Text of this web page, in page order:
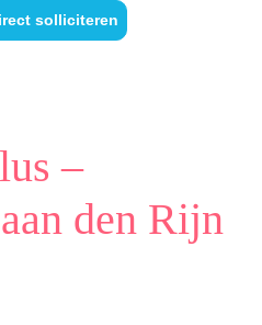
solliciteren
–
den Rijn